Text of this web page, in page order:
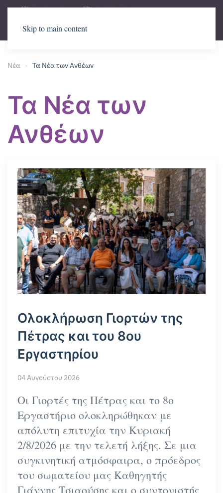
Skip to main content
Νέα Τα Νέα των Ανθέων
Τα Νέα των
Ανθέων
Ολοκλήρωση Γιορτών της
Πέτρας και του 8ου
Εργαστηρίου
04 Αυγούστου 2026
Οι Γιορτές της Πέτρας και το 8ο
Εργαστήριο ολοκληρώθηκαν με
απόλυτη επιτυχία την Κυριακή
2/8/2026 με την τελετή λήξης. Σε μια
συγκινητική ατμόσφαιρα, ο πρόεδρος
του σωματείου μας Καθηγητής
Γιάννης Τσιαούσης και ο συντονιστής